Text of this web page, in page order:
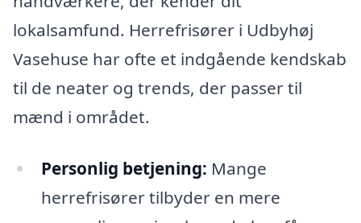
lokalsamfund. Herrefrisører i Udbyhøj
Vasehuse har ofte et indgående kendskab
til de neater og trends, der passer til
mænd i området.
Personlig betjening: Mange
herrefrisører tilbyder en mere